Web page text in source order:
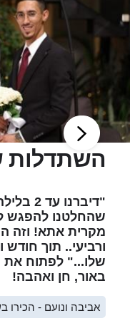
השתדלות
שהחלטנו להפגש
מקרית אתא! וזה
ורביעי.. תוך
שלו..." לפתוח את
באור, חן ואהבה!
אביבה ונועם - הכירו